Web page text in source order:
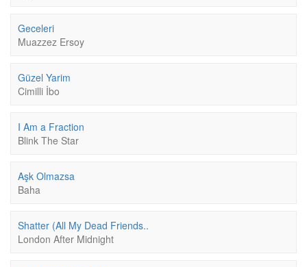
Geceleri
Muazzez Ersoy
Güzel Yarim
Cimilli İbo
I Am a Fraction
Blink The Star
Aşk Olmazsa
Baha
Shatter (All My Dead Friends..
London After Midnight